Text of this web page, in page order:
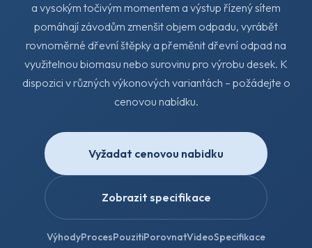
a vysokým točivým momentem a výstup řízený sítem
pomáhají závodům zmenšit objem odpadu, vyrábět
rovnoměrné dřevní štěpky a přeměnit dřevní odpad na
využitelnou biomasu nebo surovinu pro výrobu desek. K
dispozici v různých výkonových variantách – požádejte o
cenovou nabídku.
Vyžadat cenovou nabidku
Zobrazit specifikace
VýhodyProcesPouzitiPorovnatVideoSpecifikace